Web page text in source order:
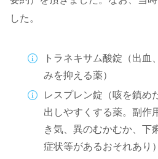
した。
トラネキサム酸錠（出血
みを抑える薬）
レスプレン錠（咳を鎮め
出しやすくする薬。副作
き気、異のむかむか、下
症状等があるおそれあり）